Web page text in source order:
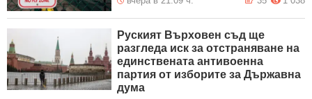
Руският Върховен съд ще
разгледа иск за отстраняване на
единствената антивоенна
партия от изборите за Държавна
дума